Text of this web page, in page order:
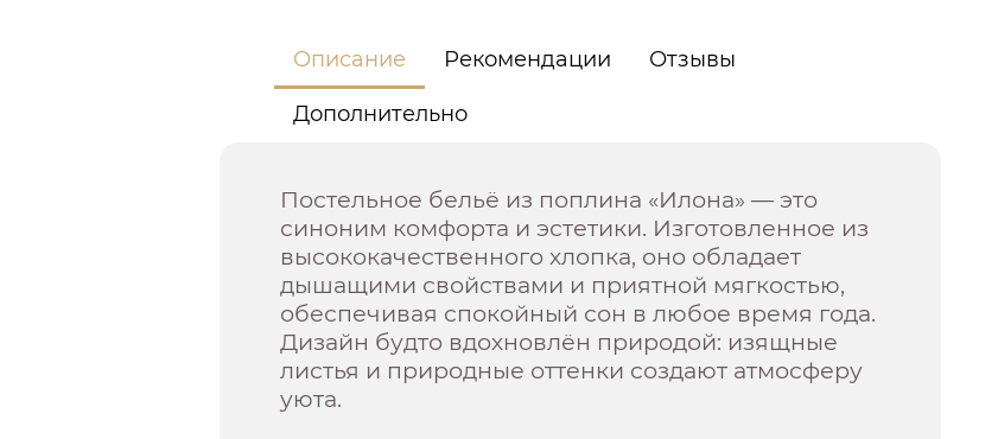
Описание Рекомендации Отзывы
Дополнительно
Постельное бельё из поплина «Илона» — это
синоним комфорта и эстетики. Изготовленное из
высококачественного хлопка, оно обладает
дышащими свойствами и приятной мягкостью,
обеспечивая спокойный сон в любое время года.
Дизайн будто вдохновлён природой: изящные
листья и природные оттенки создают атмосферу
уюта.